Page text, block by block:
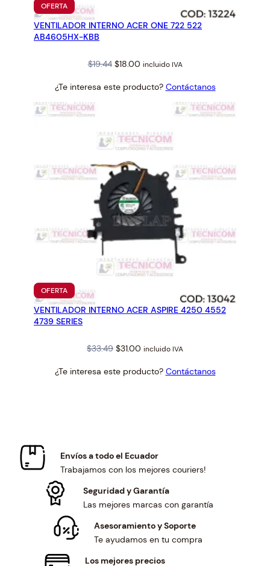
OFERTAPRODUCTO
EN
OFERTA
VENTILADOR INTERNO ACER ONE 722 522
AB4605HX-KBB
$19.44 Original
was:
$18.00Current
is:
incluido IVA
¿Te interesa este producto? Contáctanos
OFERTAPRODUCTO
EN
OFERTA
VENTILADOR INTERNO ACER ASPIRE 4250 4552
4739 SERIES
$33.49 Original
was:
$31.00 Current
is:
incluido IVA
¿Te interesa este producto? Contáctanos
Envíos a todo el Ecuador
Trabajamos con los mejores couriers!
Seguridad y Garantía
Las mejores marcas con garantía
Asesoramiento y Soporte
Te ayudamos en tu compra
Los mejores precios